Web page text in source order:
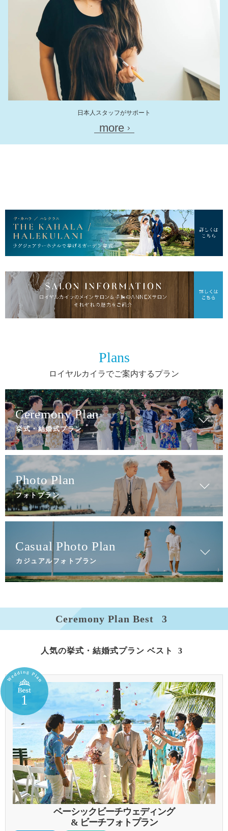
日本人スタッフがサポート
more
Plans
ロイヤルカイラでご案内するプラン
挙式・結婚式プラン
フォトプラン
カジュアルフォトプラン
Ceremony Plan Best 3
人気の挙式・結婚式 ベスト 3
ベーシックビーチウェディング
& ビーチフォト